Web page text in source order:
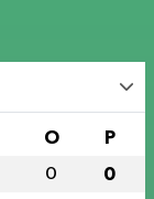
O P
0 0